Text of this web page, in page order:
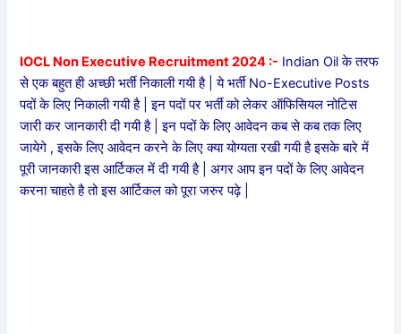
IOCL Non Executive Recruitment 2024 :- Indian Oil के तरफ
से एक बहुत ही अच्छी भर्ती निकाली गयी है | ये भर्ती No-Executive Posts
पदों के लिए निकाली गयी है | इन पदों पर भर्ती को लेकर ऑफिसियल नोटिस
जारी कर जानकारी दी गयी है | इन पदों के लिए आवेदन कब से कब तक लिए
जायेगे , इसके लिए आवेदन करने के लिए क्या योग्यता रखी गयी है इसके बारे में
पूरी जानकारी इस आर्टिकल में दी गयी है | अगर आप इन पदों के लिए आवेदन
करना चाहते है तो इस आर्टिकल को पूरा जरुर पढ़े |